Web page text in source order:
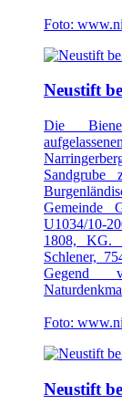
Foto:
Neustift
Die
Sandgrube
Gemeinde
U1034/10-
1808, KG.
Schlener,
Gegend
Foto:
Neustift